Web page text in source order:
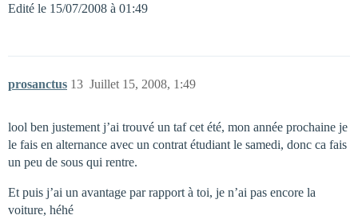
Edité le 15/07/2008 à 01:49
prosanctus Juillet 15, 2008, 1:49
13
lool ben justement j’ai trouvé un taf cet été, mon année prochaine je
le fais en alternance avec un contrat étudiant le samedi, donc ca fais
un peu de sous qui rentre.
Et puis j’ai un avantage par rapport à toi, je n’ai pas encore la
voiture, héhé